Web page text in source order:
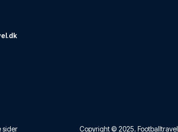
Hotel ligger i hjertet a...
sider Copyright © 2025. Footballtravel